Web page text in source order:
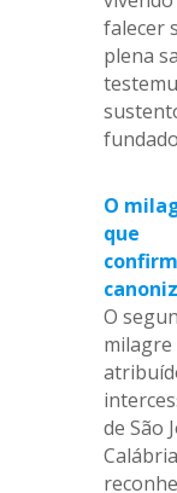
falecer
plena
O
que
O
milagre
de São